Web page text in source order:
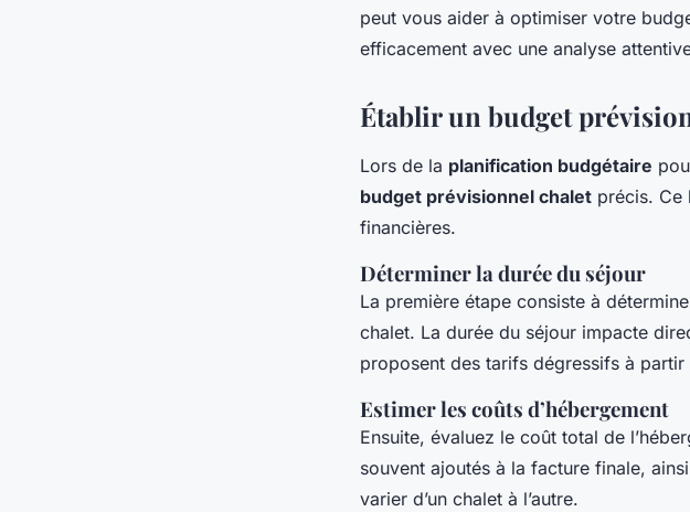
peut vous aider à optimiser votre
efficacement avec une analyse
Établir un budget
Lors de la planification budgétaire
budget prévisionnel chalet précis. Ce
financières.
Déterminer la durée du séjour
La première étape consiste à
chalet. La durée du séjour impacte
proposent des tarifs dégressifs à partir
Estimer les coûts d’hébergement
Ensuite, évaluez le coût total de
souvent ajoutés à la facture finale,
varier d’un chalet à l’autre.